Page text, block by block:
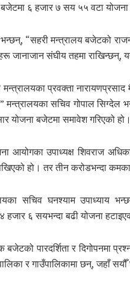
६ हजार ७ सय ५५ वटा
“सहरी मन्त्रालय बजेटको
जानाजान संघीय तहमा राखिन्छन्,
प्रवक्ता
मन्त्रालयका सचिव गोपाल सिग्देल
योजना बजेटमा समावेश गरिएको
आयोगका उपाध्यक्ष शिवराज
हो। तर तीन करोडभन्दा
सचिव घनश्याम उपाध्याय
हजार ६ सयभन्दा बढी योजना
बजेटको पारदर्शिता र दिगोपनमा
र गाउँपालिकामा छन्, जहाँ